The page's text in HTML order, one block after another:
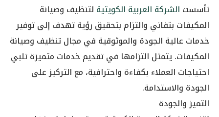
تأسست الشركة العربية الكويتية لتنظيف وصيانة
المكيفات بتفاني والتزام بتحقيق رؤية تهدف إلى توفير
خدمات عالية الجودة والموثوقية في مجال تنظيف وصيانة
المكيفات. يتمثل التزامها في تقديم خدمات متميزة تلبي
احتياجات العملاء بكفاءة واحترافية، مع التركيز على
الجودة والاستدامة.
التميز والجودة